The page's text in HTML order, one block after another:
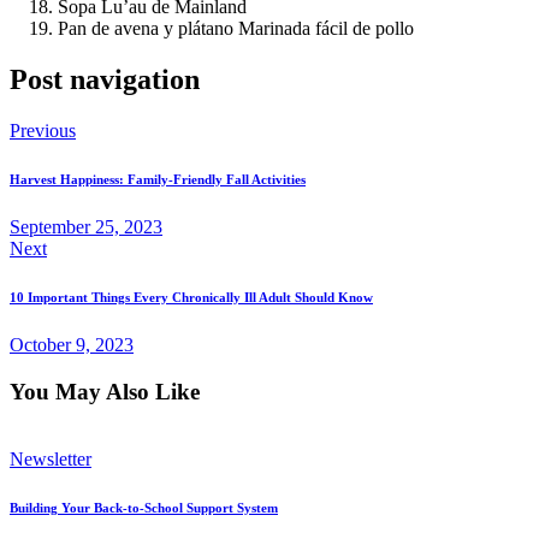
Sopa Lu’au de Mainland
Pan de avena y plátano Marinada fácil de pollo
Post navigation
Previous
Harvest Happiness: Family-Friendly Fall Activities
September 25, 2023
Next
10 Important Things Every Chronically Ill Adult Should Know
October 9, 2023
You May Also Like
Newsletter
Building Your Back-to-School Support System